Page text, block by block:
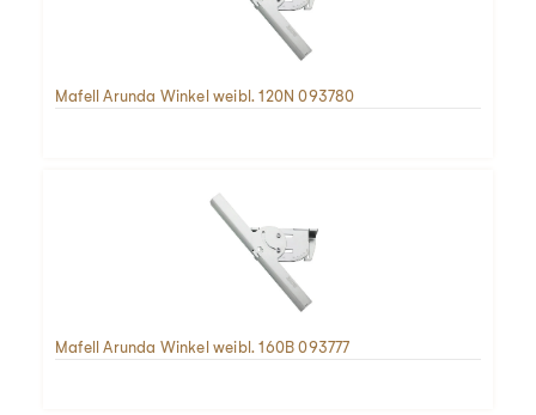
Mafell Arunda Winkel weibl. 120N 093780
Mafell Arunda Winkel weibl. 160B 093777